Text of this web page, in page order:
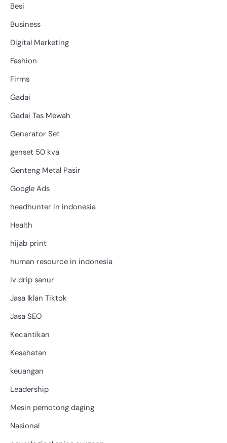
Besi
Business
Digital Marketing
Fashion
Firms
Gadai
Gadai Tas Mewah
Generator Set
genset 50 kva
Genteng Metal Pasir
Google Ads
headhunter in indonesia
Health
hijab print
human resource in indonesia
iv drip sanur
Jasa Iklan Tiktok
Jasa SEO
Kecantikan
Kesehatan
keuangan
Leadership
Mesin pemotong daging
Nasional